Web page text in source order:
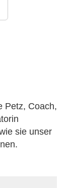
Petz, Coach,
sie unser